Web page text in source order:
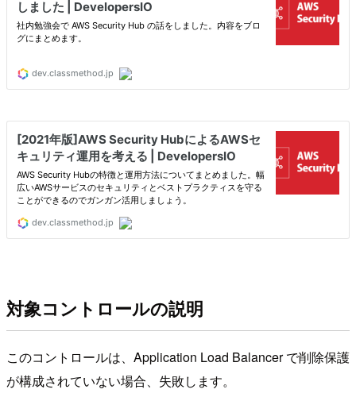
対象コントロールの説明
このコントロールは、Application Load Balancer で削除保護
が構成されていない場合、失敗します。